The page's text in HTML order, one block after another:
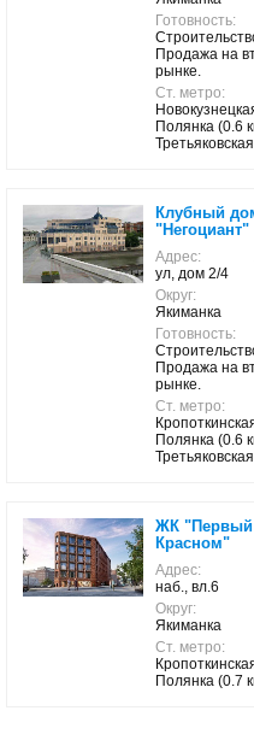
Готовность:
Продажа на
рынке.
Ст. метро:
Полянка (0.6
Клубный
"Негоциант"
Адрес:
ул, дом 2/4
Округ:
Якиманка
Готовность:
Продажа на
рынке.
Ст. метро:
Полянка (0.6
ЖК "Первый
Красном"
Адрес:
наб., вл.6
Округ:
Якиманка
Ст. метро:
Полянка (0.7